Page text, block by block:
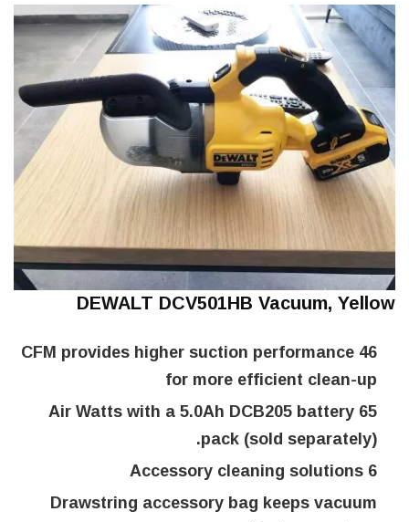
DEWALT DCV501HB Vacuum, Yellow
46 CFM provides higher suction performance
for more efficient clean-up
65 Air Watts with a 5.0Ah DCB205 battery
pack (sold separately).
6 Accessory cleaning solutions
Drawstring accessory bag keeps vacuum